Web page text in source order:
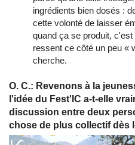
ingrédients bien dosés :
cette volonté de laisser
quand ça se produit,
ressent ce côté un peu «
cherche.
O. C.: Revenons à la
l'idée du Fest'IC a-t-elle
discussion entre deux
chose de plus collectif dès